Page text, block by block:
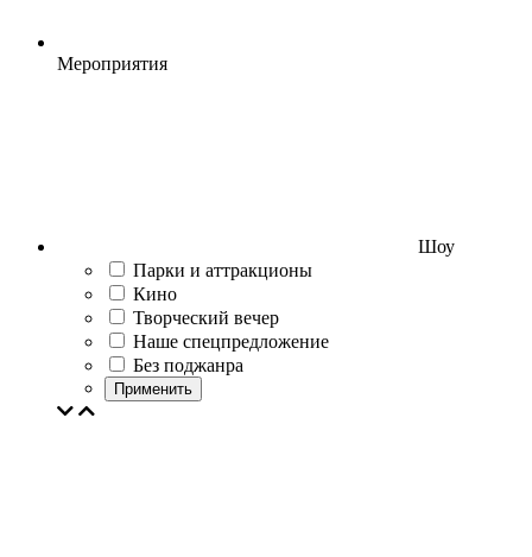
Мероприятия
Шоу
Парки и аттракционы
Кино
Творческий вечер
Наше спецпредложение
Без поджанра
Применить